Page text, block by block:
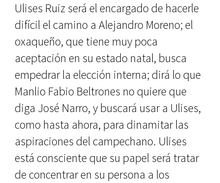
Ulises Ruiz será el encargado de hacerle
difícil el camino a Alejandro Moreno; el
oxaqueño, que tiene muy poca
aceptación en su estado natal, busca
empedrar la elección interna; dirá lo que
Manlio Fabio Beltrones no quiere que
diga José Narro, y buscará usar a Ulises,
como hasta ahora, para dinamitar las
aspiraciones del campechano. Ulises
está consciente que su papel será tratar
de concentrar en su persona a los